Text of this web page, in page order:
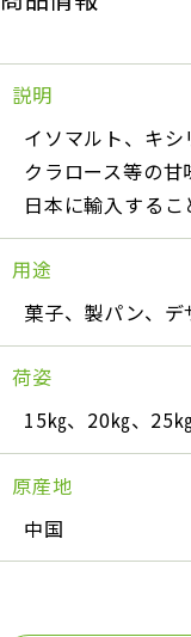
説明
イソマルト、キ
クラロース等の
日本に輸入するこ
用途
菓子、製パン、
荷姿
15㎏、20㎏、25
原産地
中国